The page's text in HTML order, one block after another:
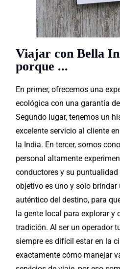
Viajar con Bella
porque ...
En primer, ofrecemos una
ecológica con una garantía
Segundo lugar, tenemos un
excelente servicio al cliente
la India. En tercer, somos
personal altamente
conductores y su
objetivo es uno y solo
auténtico deldestino, para
la gente local para explorar y
tradición. Al ser un operador
siempre es difícil estar en la
exactamente cómo manejar